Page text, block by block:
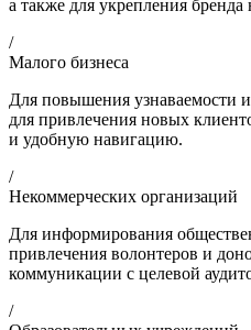
а также для укрепления бренда
/
Малого бизнеса
Для повышения узнаваемости
для привлечения новых
и удобную навигацию.
/
Некоммерческих организаций
Для информирования
привлечения волонтеров и
коммуникации с целевой
/